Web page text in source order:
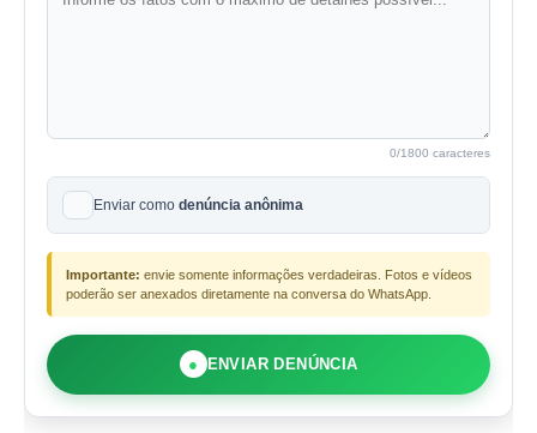
0/1800 caracteres
Enviar como denúncia anônima
Importante: envie somente informações verdadeiras. Fotos e vídeos
poderão ser anexados diretamente na conversa do WhatsApp.
● ENVIAR DENÚNCIA